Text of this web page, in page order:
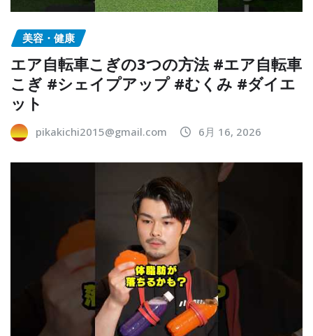
美容・健康
エア自転車こぎの3つの方法 #エア自転車
こぎ #シェイプアップ #むくみ #ダイエ
ット
pikakichi2015@gmail.com 6月 16, 2026